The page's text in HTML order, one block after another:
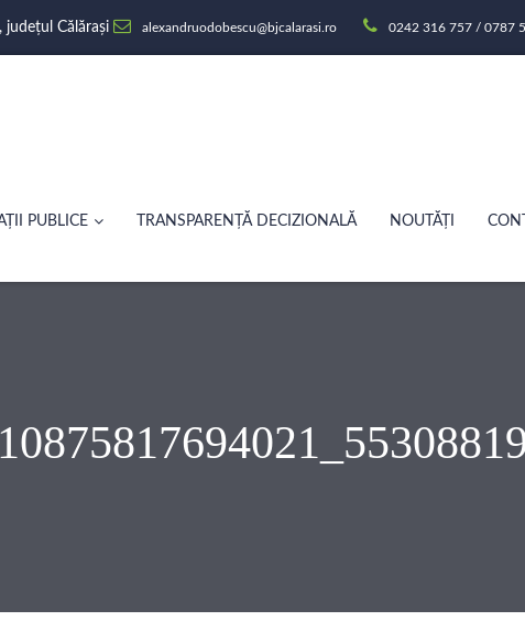
județul Călărași alexandruodobescu@bjcalarasi.ro 0242 316 757 / 0787
PUBLICE TRANSPARENȚĂ DECIZIONALĂ NOUTĂȚI